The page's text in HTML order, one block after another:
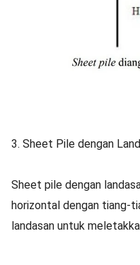
3. Sheet Pile dengan
Sheet pile dengan
horizontal dengan tiang-
landasan untuk